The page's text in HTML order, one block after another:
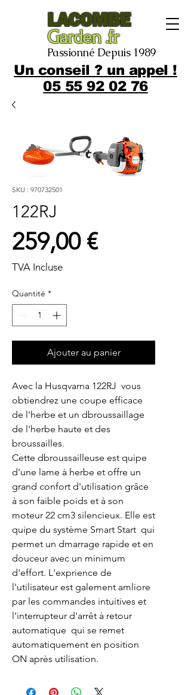
LACOMBE
Garden .fr
Passionné Depuis 1989
Un conseil ? un appel !
05 55 92 02 76
SKU : 970732501
122RJ
259,00 €Prix
TVA Incluse
Quantité *
Ajouter au panier
Avec la Husqvarna 122RJ  vous
obtiendrez une coupe efficace
de l'herbe et un dbroussaillage
de l'herbe haute et des
broussailles.
Cette dbroussailleuse est quipe
d'une lame à herbe et offre un
grand confort d'utilisation grâce
à son faible poids et à son
moteur 22 cm3 silencieux. Elle est
quipe du système Smart Start  qui
permet un dmarrage rapide et en
douceur avec un minimum
d'effort. L'exprience de
l'utilisateur est galement amliore
par les commandes intuitives et
l'interrupteur d'arrêt à retour
automatique  qui se remet
automatiquement en position
ON après utilisation.